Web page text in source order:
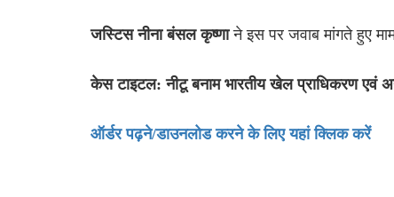
जस्टिस नीना बंसल कृष्णाने इस पर जवाब मांगते हुए
केस टाइटल: नीटू बनाम भारतीय खेल प्राधिकरण एवं
ऑर्डर पढ़ने/डाउनलोड करने के लिए यहां क्लिक करें